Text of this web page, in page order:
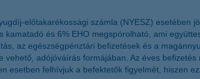
előtakarékossági számla (NYESZ) esetében
és 6% EHO megspórolható, ami
az egészségpénztári befizetések és a
adójóváírás formájában. Az éves
esetben felhívjuk a befektetők figyelmét, hiszen